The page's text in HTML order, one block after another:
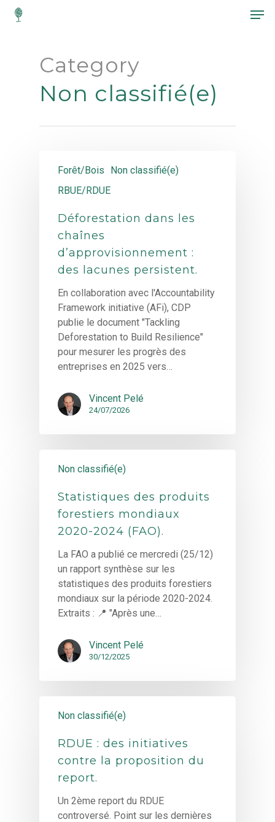
Hit enter to search or ESC to close
Category
Non classifié(e)
Forêt/Bois
Non classifié(e)
RBUE/RDUE
Déforestation dans les
chaînes
d’approvisionnement :
des lacunes persistent.
En collaboration avec l'Accountability
Framework initiative (AFi), CDP
publie le document "Tackling
Deforestation to Build Resilience"
pour mesurer les progrès des
entreprises en 2025 vers…
Vincent Pelé
24/07/2026
Non classifié(e)
Statistiques des produits
forestiers mondiaux
2020-2024 (FAO).
La FAO a publié ce mercredi (25/12)
un rapport synthèse sur les
statistiques des produits forestiers
mondiaux sur la période 2020-2024.
Extraits : 📍 "Après une…
Vincent Pelé
30/12/2025
Non classifié(e)
RDUE : des initiatives
contre la proposition du
report.
Un 2ème report du RDUE
controversé. Point sur les dernières